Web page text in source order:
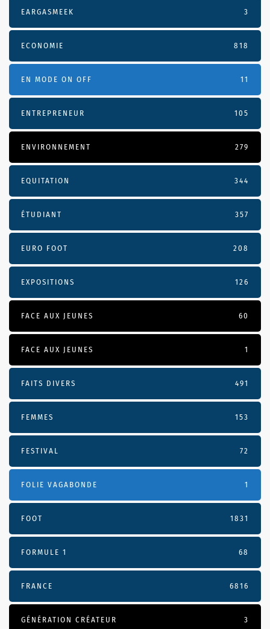
EARGASMEEK 3
ECONOMIE 818
EN MODE ON OFF 11
ENTREPRENEUR 105
ENVIRONNEMENT 279
EQUITATION 344
ÉTUDIANT 357
EURO FOOT 208
EXPOSITIONS 126
FACE AUX JEUNES 60
FACE AUX JEUNES 1
FAITS DIVERS 491
FEMMES 153
FESTIVAL 72
FOLIE VAGABONDE 1
FOOT 1831
FORMULE 1 68
FRANCE 6816
GÉNÉRATION CRÉATEUR 3